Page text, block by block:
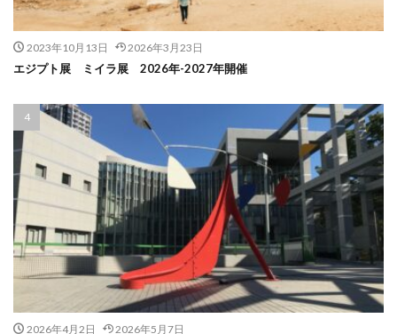
2023年10月13日 2026年3月23日
エジプト展 ミイラ展 2026年-2027年開催
2026年4月2日 2026年5月7日